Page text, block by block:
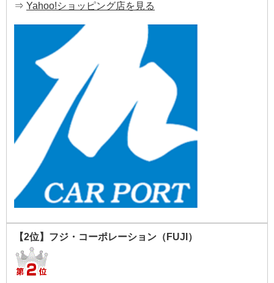
⇒ Yahoo!ショッピング店を見る
【2位】フジ・コーポレーション（FUJI）